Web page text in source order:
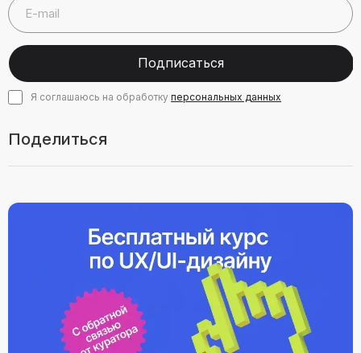
Подписаться
Я соглашаюсь на обработку персональных данных
Поделиться